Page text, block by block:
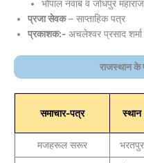
भोपाल नवाब व जोधपुर
प्रजा सेवक– साप्ताहिक पत्र
प्रकाशक:- अचलेश्वर प्रसाद शर्मा
राजस्थान के
समाचार-पत्र स्थान
मजहरूल सरूर भरतपुर